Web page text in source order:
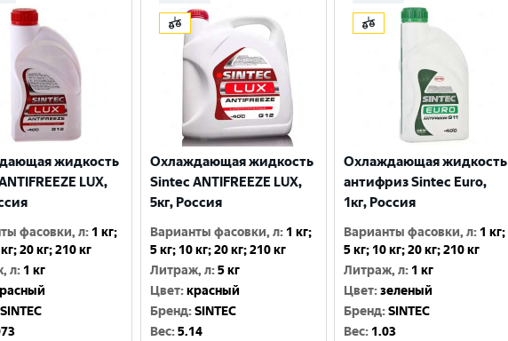
жидкость
LUX,
фасовки, л: 1 кг;
20 кг; 210 кг
л: 1 кг
SINTEC
Охлаждающая жидкость
Sintec ANTIFREEZE LUX,
5кг, Россия
Варианты фасовки, л: 1 кг;
5 кг; 10 кг; 20 кг; 210 кг
Литраж, л:5 кг
Цвет:красный
Бренд:SINTEC
Вес:5.14
Охлаждающая жидкость
антифриз Sintec Euro,
1кг, Россия
Варианты фасовки, л: 1 кг;
5 кг; 10 кг; 20 кг; 210 кг
Литраж, л: 1 кг
Цвет:зеленый
Бренд:SINTEC
Вес: 1.03